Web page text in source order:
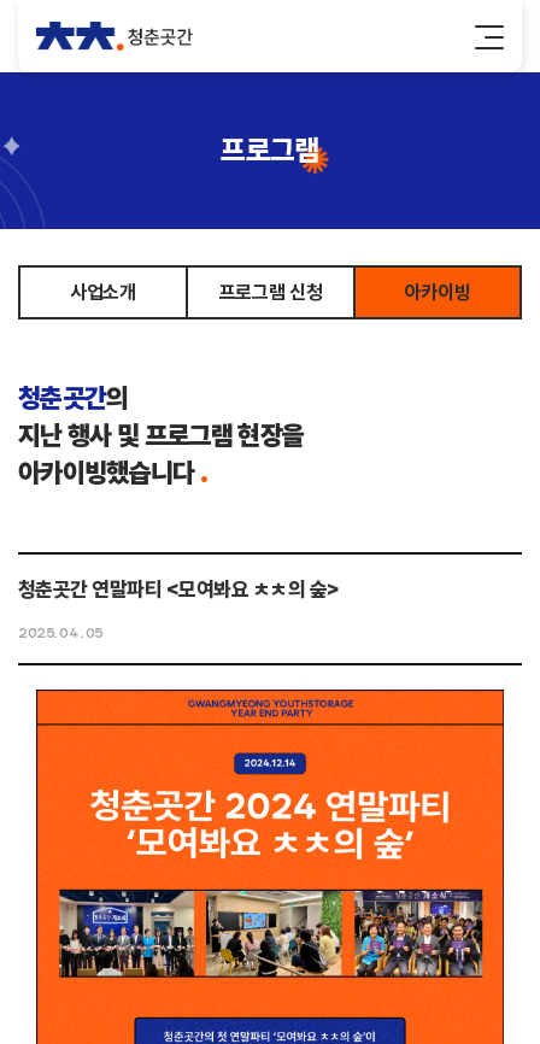
프로그램
사업소개 프로그램 신청 아카이빙
청춘곳간의
지난 행사 및 프로그램 현장을
아카이빙했습니다.
청춘곳간 연말파티 <모여봐요 ㅊㅊ의 숲>
2025. 04. 05